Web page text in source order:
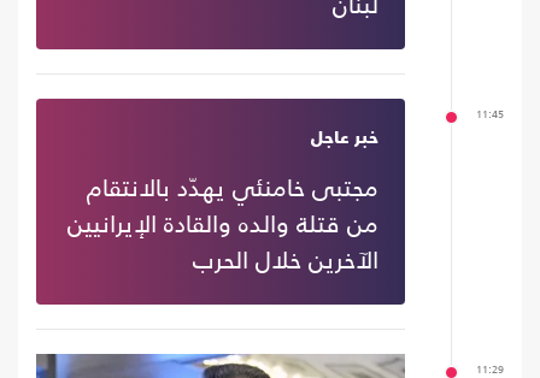
11:45
خبر عاجل
مجتبى خامنئي يهدّد بالانتقام
من قتلة والده والقادة الإيرانيين
الآخرين خلال الحرب
11:29